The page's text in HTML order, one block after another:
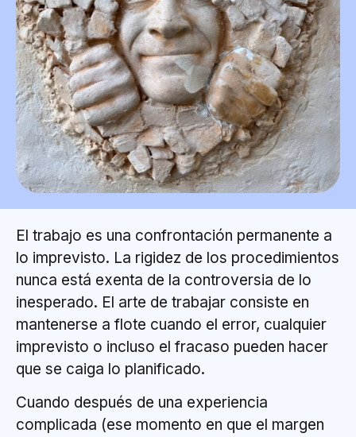
El trabajo es una confrontación permanente a
lo imprevisto. La rigidez de los procedimientos
nunca está exenta de la controversia de lo
inesperado. El arte de trabajar consiste en
mantenerse a flote cuando el error, cualquier
imprevisto o incluso el fracaso pueden hacer
que se caiga lo planificado.
Cuando después de una experiencia
complicada (ese momento en que el margen